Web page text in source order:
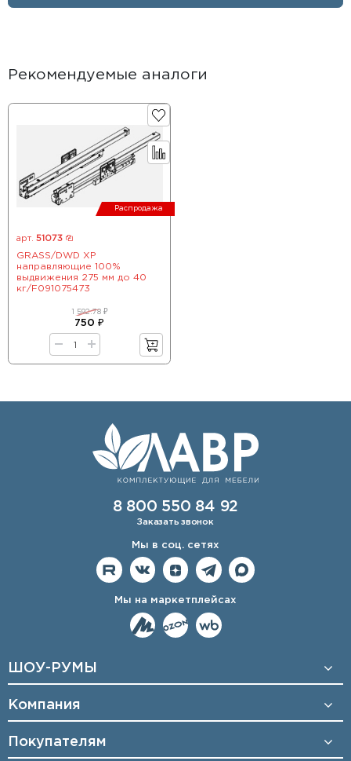
Рекомендуемые аналоги
Распродажа
арт. 51073
GRASS/DWD XP
направляющие 100%
выдвижения 275 мм до 40
кг/F091075473
1 592.78 ₽
750 ₽
8 800 550 84 92
Заказать звонок
Мы в соц. сетях
Мы на маркетплейсах
ШОУ-РУМЫ
Компания
Покупателям